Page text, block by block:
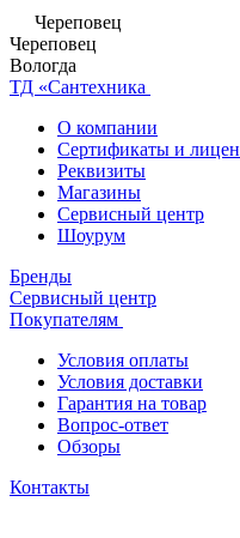
Череповец
Череповец
Вологда
ТД «Сантехника
О компании
Сертификаты и
Реквизиты
Магазины
Сервисный центр
Шоурум
Бренды
Сервисный центр
Покупателям
Условия оплаты
Условия доставки
Гарантия на товар
Вопрос-ответ
Обзоры
Контакты